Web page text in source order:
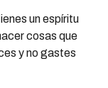
un espíritu
cosas que
y no gastes